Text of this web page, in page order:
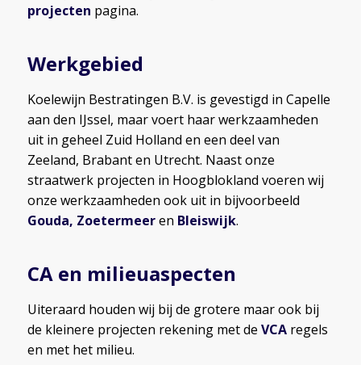
projecten pagina.
Werkgebied
Koelewijn Bestratingen B.V. is gevestigd in Capelle
aan den IJssel, maar voert haar werkzaamheden
uit in geheel Zuid Holland en een deel van
Zeeland, Brabant en Utrecht. Naast onze
straatwerk projecten in Hoogblokland voeren wij
onze werkzaamheden ook uit in bijvoorbeeld
Gouda, Zoetermeeren Bleiswijk.
CA en milieuaspecten
Uiteraard houden wij bij de grotere maar ook bij
de kleinere projecten rekening met de VCAregels
en met het milieu.